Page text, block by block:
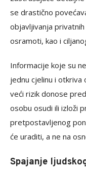
se drastično
objavljivanja
osramoti, kao i
Informacije koje su
jednu cjelinu i otkriva
veći rizik donose
osobu osudi ili izloži
pretpostavljenog
će uraditi, a ne na
Spajanje